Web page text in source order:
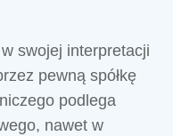
swojej interpretacji
pewną spółkę
podlega
nawet w